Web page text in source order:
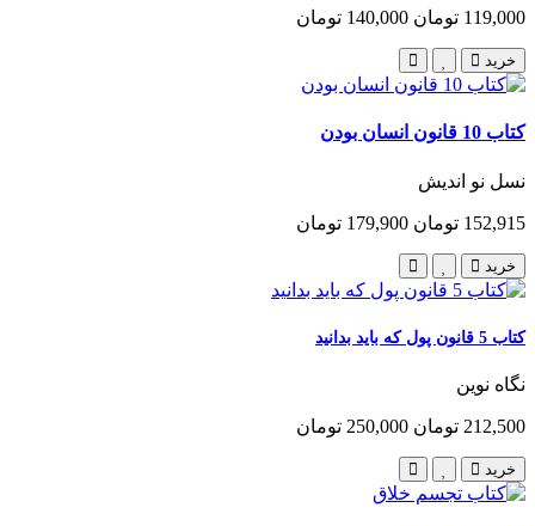
119,000 تومان 140,000 تومان
خرید
کتاب 10 قانون انسان بودن
نسل نو اندیش
152,915 تومان 179,900 تومان
خرید
کتاب 5 قانون پول که باید بدانید
نگاه نوین
212,500 تومان 250,000 تومان
خرید